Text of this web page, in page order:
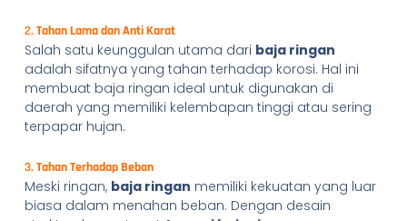
2. Tahan Lama dan Anti Karat
Salah satu keunggulan utama dari baja ringan
adalah sifatnya yang tahan terhadap korosi. Hal ini
membuat baja ringan ideal untuk digunakan di
daerah yang memiliki kelembapan tinggi atau sering
terpapar hujan.
3. Tahan Terhadap Beban
Meski ringan, baja ringan memiliki kekuatan yang luar
biasa dalam menahan beban. Dengan desain